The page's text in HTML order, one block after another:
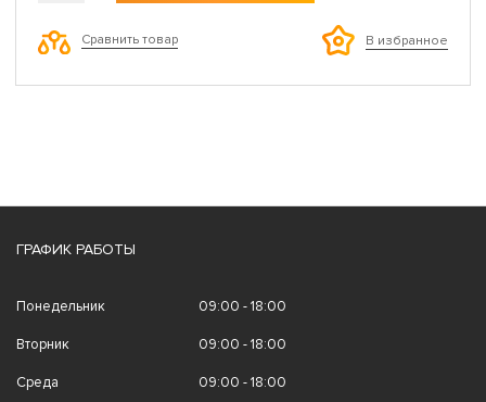
Сравнить товар В избранное
ГРАФИК РАБОТЫ
Понедельник 09:00 - 18:00
Вторник 09:00 - 18:00
Среда 09:00 - 18:00